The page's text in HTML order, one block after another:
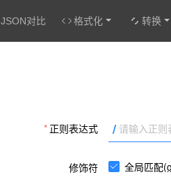
JSON对比 格式化 转换
正则表达式 /
修饰符 全局匹配